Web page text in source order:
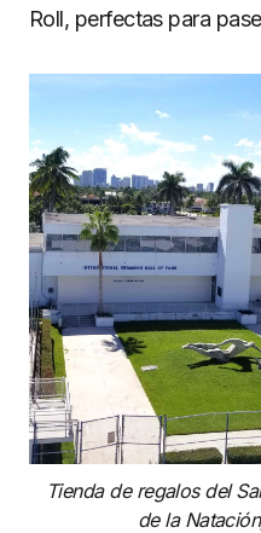
Roll, perfectas para
Tienda de regalos del
de la